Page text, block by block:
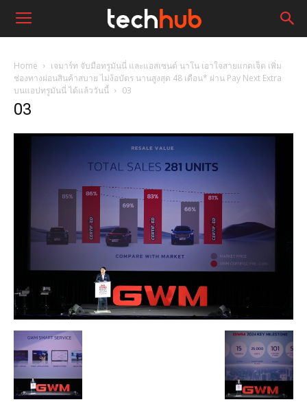
Home
เจมาร์ท จับมือทรูมันนี่ และแอสเซนด์ นาโน เอาใจสายแกดเจ็ต เพิ่ม
ช่องทางผ่อนสินค้าสบาย ไม่ง้อบัตร นานสูงสุด 48 เดือน* ผ่าน Pay Next Extra
บนแอปทรูมันนี่ ได้แล้ววันนี้
03
03